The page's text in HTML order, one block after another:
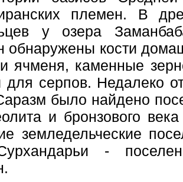
иранских племен. В
у озера
кости
ячменя, каменные
серпов. Недалеко
было найдено
и бронзового
земледельческие
-